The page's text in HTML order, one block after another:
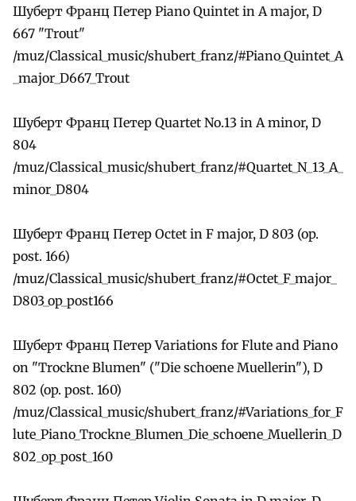
Шуберт Франц Петер Piano Quintet in A major, D
667 "Trout"
/muz/Classical_music/shubert_franz/#Piano_Quintet_A
_major_D667_Trout
Шуберт Франц Петер Quartet No.13 in A minor, D
804
/muz/Classical_music/shubert_franz/#Quartet_N_13_A_
minor_D804
Шуберт Франц Петер Octet in F major, D 803 (op.
post. 166)
/muz/Classical_music/shubert_franz/#Octet_F_major_
D803_op_post166
Шуберт Франц Петер Variations for Flute and Piano
on "Trockne Blumen" ("Die schoene Muellerin"), D
802 (op. post. 160)
/muz/Classical_music/shubert_franz/#Variations_for_F
lute_Piano_Trockne_Blumen_Die_schoene_Muellerin_D
802_op_post_160